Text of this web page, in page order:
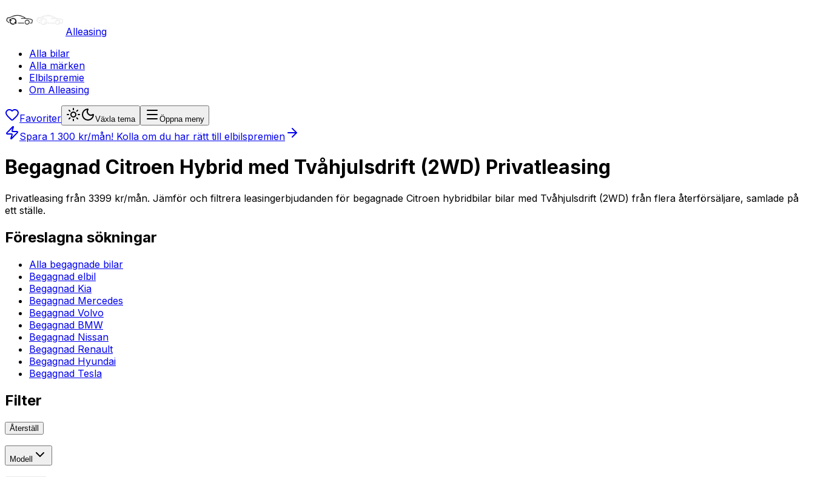
Alleasing
Alla bilar
Alla märken
Elbilspremie
Om Alleasing
Favoriter Växla tema Öppna meny
Spara 1 300 kr/mån! Kolla om du har rätt till elbilspremien
Begagnad Citroen Hybrid med Tvåhjulsdrift (2WD) Privatleasing
Privatleasing från 3399 kr/mån. Jämför och filtrera leasingerbjudanden för begagnade Citroen hybridbilar bilar med Tvåhjulsdrift (2WD) från flera återförsäljare, samlade på
ett ställe.
Föreslagna sökningar
Alla begagnade bilar
Begagnad elbil
Begagnad Kia
Begagnad Mercedes
Begagnad Volvo
Begagnad BMW
Begagnad Nissan
Begagnad Renault
Begagnad Hyundai
Begagnad Tesla
Filter
Återställ
Modell